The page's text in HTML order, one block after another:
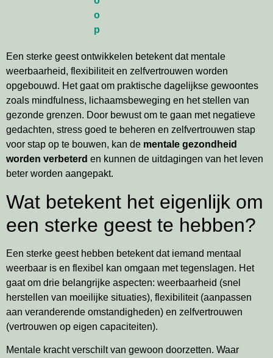
Een sterke geest ontwikkelen betekent dat mentale
weerbaarheid, flexibiliteit en zelfvertrouwen worden
opgebouwd. Het gaat om praktische dagelijkse gewoontes
zoals mindfulness, lichaamsbeweging en het stellen van
gezonde grenzen. Door bewust om te gaan met negatieve
gedachten, stress goed te beheren en zelfvertrouwen stap
voor stap op te bouwen, kan de mentale gezondheid
worden verbeterd en kunnen de uitdagingen van het leven
beter worden aangepakt.
Wat betekent het eigenlijk om
een sterke geest te hebben?
Een sterke geest hebben betekent dat iemand mentaal
weerbaar is en flexibel kan omgaan met tegenslagen. Het
gaat om drie belangrijke aspecten: weerbaarheid (snel
herstellen van moeilijke situaties), flexibiliteit (aanpassen
aan veranderende omstandigheden) en zelfvertrouwen
(vertrouwen op eigen capaciteiten).
Mentale kracht verschilt van gewoon doorzetten. Waar